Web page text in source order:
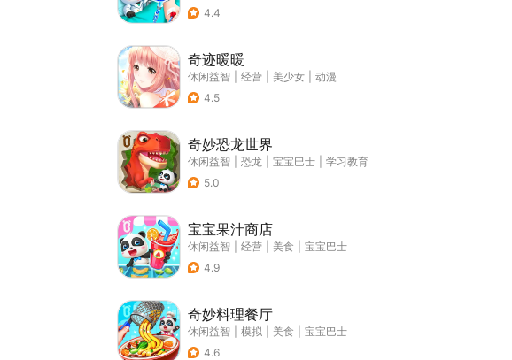
4.4
奇迹暖暖
休闲益智 经营 美少女
动漫
4.5
奇妙恐龙世界
休闲益智 恐龙 宝宝巴士
学习教育
5.0
宝宝果汁商店
休闲益智 经营 美食
宝宝巴士
4.9
奇妙料理餐厅
休闲益智 模拟 美食
宝宝巴士
4.6